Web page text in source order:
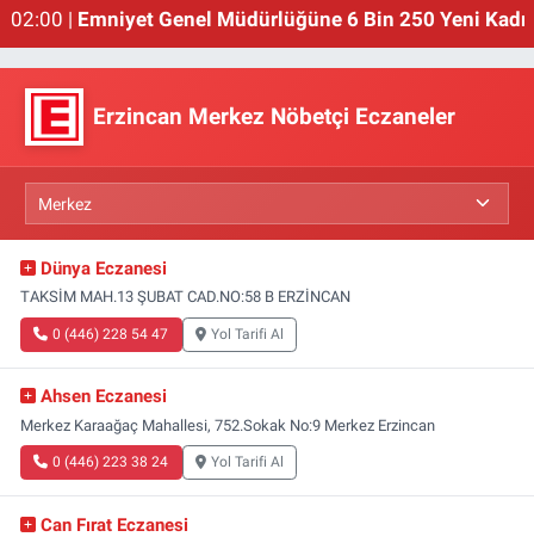
02:00 | Emniyet Genel Müdürlüğüne 6 Bin 250 Yeni
Erzincan Merkez Nöbetçi Eczaneler
Dünya Eczanesi
TAKSİM MAH.13 ŞUBAT CAD.NO:58 B ERZİNCAN
0 (446) 228 54 47 Yol Tarifi Al
Ahsen Eczanesi
Merkez Karaağaç Mahallesi, 752.Sokak No:9 Merkez Erzincan
0 (446) 223 38 24 Yol Tarifi Al
Can Fırat Eczanesi